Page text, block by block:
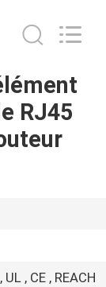
RJ45
, CE , REACH